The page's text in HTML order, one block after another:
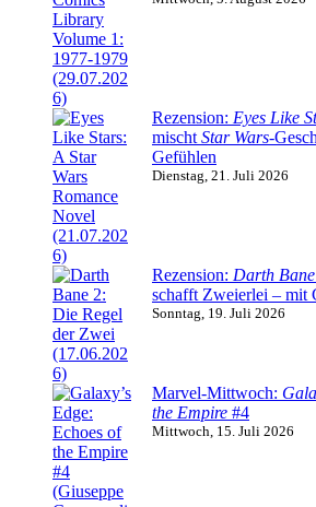
Rezension: Eyes Like
mischt Star Wars-
Gefühlen
Dienstag, 21. Juli 2026
Rezension: Darth
schafft Zweierlei – mit
Sonntag, 19. Juli 2026
Marvel-Mittwoch:
the Empire #4
Mittwoch, 15. Juli 2026